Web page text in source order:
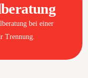
bei einer
Trennung.